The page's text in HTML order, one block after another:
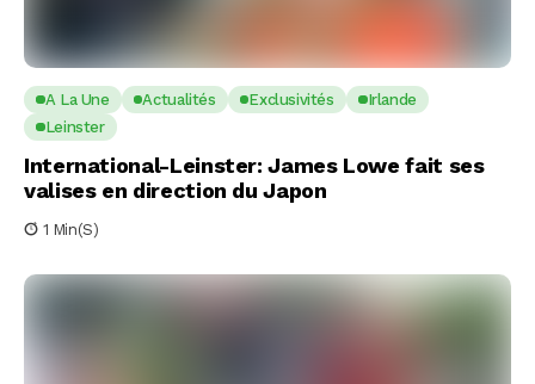
A La Une Actualités Exclusivités
Irlande
Leinster
International-Leinster: James Lowe fait ses
valises en direction du Japon
1 Min(s)